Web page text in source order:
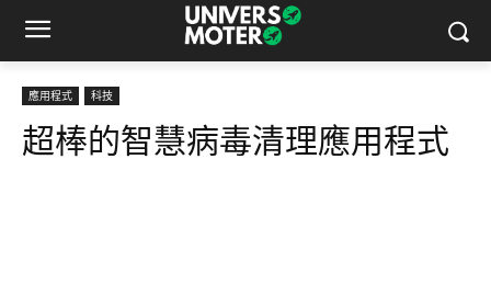
應用程式 科技
超棒的智慧病毒清理應用程式